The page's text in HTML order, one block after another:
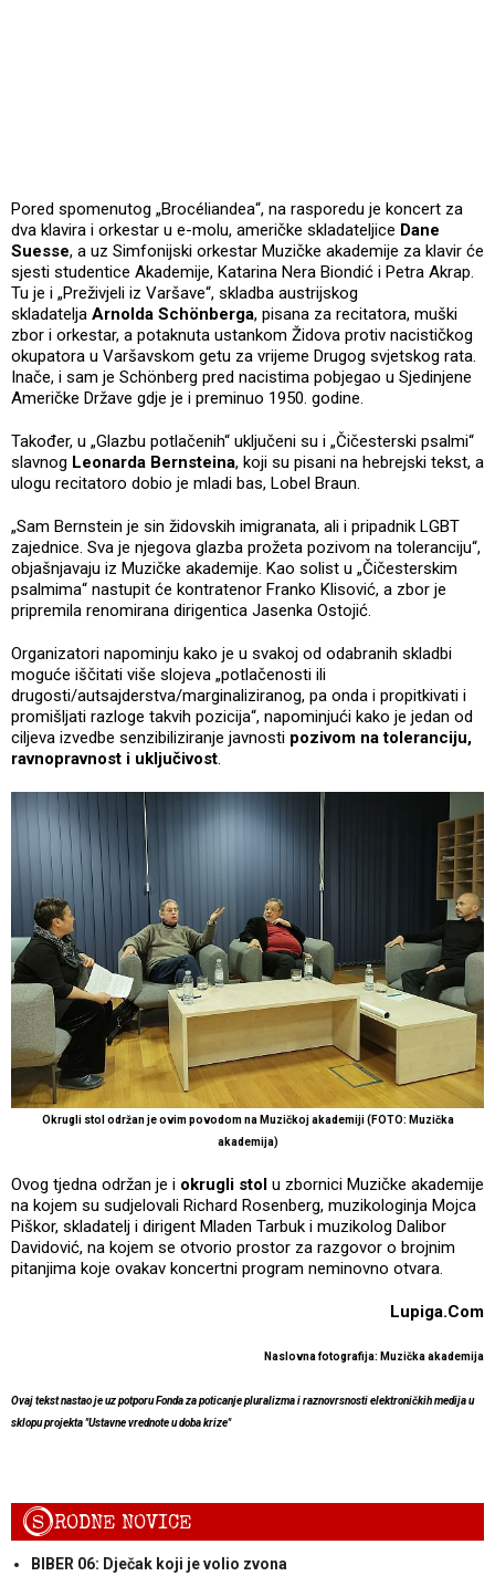
Pored spomenutog „Brocéliandea“, na rasporedu je koncert za
dva klavira i orkestar u e-molu, američke skladateljice Dane
Suesse, a uz Simfonijski orkestar Muzičke akademije za klavir će
sjesti studentice Akademije, Katarina Nera Biondić i Petra Akrap.
Tu je i „Preživjeli iz Varšave“, skladba austrijskog
skladatelja Arnolda Schönberga, pisana za recitatora, muški
zbor i orkestar, a potaknuta ustankom Židova protiv nacističkog
okupatora u Varšavskom getu za vrijeme Drugog svjetskog rata.
Inače, i sam je Schönberg pred nacistima pobjegao u Sjedinjene
Američke Države gdje je i preminuo 1950. godine.
Također, u „Glazbu potlačenih“ uključeni su i „Čičesterski psalmi“
slavnog Leonarda Bernsteina, koji su pisani na hebrejski tekst, a
ulogu recitatoro dobio je mladi bas, Lobel Braun.
„Sam Bernstein je sin židovskih imigranata, ali i pripadnik LGBT
zajednice. Sva je njegova glazba prožeta pozivom na toleranciju“,
objašnjavaju iz Muzičke akademije. Kao solist u „Čičesterskim
psalmima“ nastupit će kontratenor Franko Klisović, a zbor je
pripremila renomirana dirigentica Jasenka Ostojić.
Organizatori napominju kako je u svakoj od odabranih skladbi
moguće iščitati više slojeva „potlačenosti ili
drugosti/autsajderstva/marginaliziranog, pa onda i propitkivati i
promišljati razloge takvih pozicija“, napominjući kako je jedan od
ciljeva izvedbe senzibiliziranje javnosti pozivom na toleranciju,
ravnopravnost i uključivost.
Okrugli stol održan je ovim povodom na Muzičkoj akademiji (FOTO: Muzička
akademija)
Ovog tjedna održan je i okrugli stol u zbornici Muzičke akademije
na kojem su sudjelovali Richard Rosenberg, muzikologinja Mojca
Piškor, skladatelj i dirigent Mladen Tarbuk i muzikolog Dalibor
Davidović, na kojem se otvorio prostor za razgovor o brojnim
pitanjima koje ovakav koncertni program neminovno otvara.
Lupiga.Com
Naslovna fotografija: Muzička akademija
Ovaj tekst nastao je uz potporu Fonda za poticanje pluralizma i raznovrsnosti elektroničkih medija u
sklopu projekta "Ustavne vrednote u doba krize"
SRODNE NOVICE
BIBER 06: Dječak koji je volio zvona